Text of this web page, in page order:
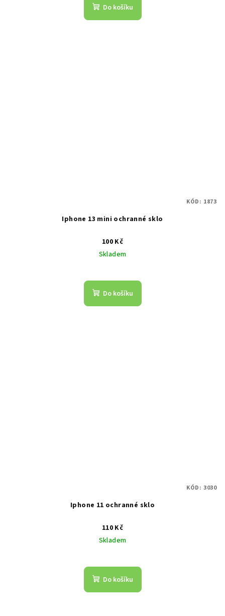
Do košíku
Iphone 13 mini ochranné sklo
100 Kč
Skladem
Do košíku
KÓD: 1873
Iphone 11 ochranné sklo
110 Kč
Skladem
Do košíku
KÓD: 3030